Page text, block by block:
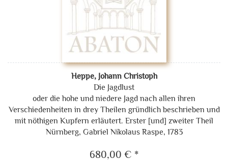
Heppe, Johann Christoph
Die Jagdlust
oder die hohe und niedere Jagd nach allen ihren
Verschiedenheiten in drey Theilen gründlich beschrieben und
mit nöthigen Kupfern erläutert. Erster [und] zweiter Theil
Nürnberg, Gabriel Nikolaus Raspe, 1783
680,00 € *